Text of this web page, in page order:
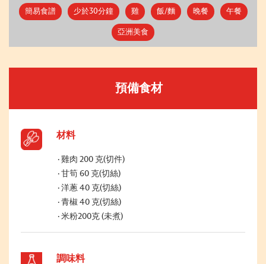
簡易食譜 少於30分鐘 雞 飯/麵 晚餐 午餐
亞洲美食
預備食材
材料
雞肉 200 克(切件)
甘筍 60 克(切絲)
洋蔥 40 克(切絲)
青椒 40 克(切絲)
米粉200克 (未煮)
調味料